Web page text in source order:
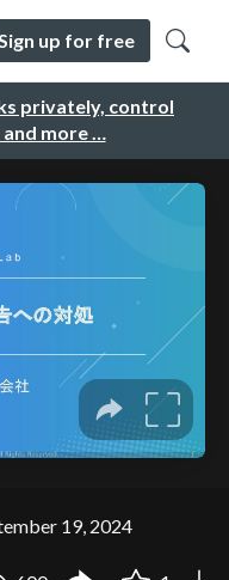
privately, control
more …
up for free
19, 2024